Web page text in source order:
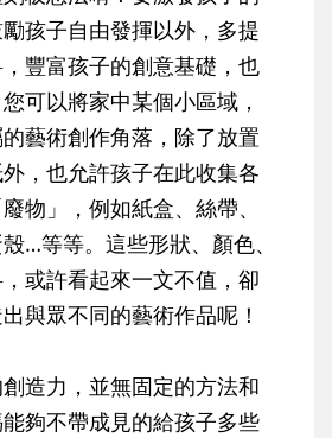
孩子自由發揮以外，多提
豐富孩子的創意基礎，也
可以將家中某個小區域，
藝術創作角落，除了放置
，也允許孩子在此收集各
物」，例如紙盒、絲帶、
…等等。這些形狀、顏色、
或許看起來一文不值，卻
與眾不同的藝術作品呢！
力，並無固定的方法和
夠不帶成見的給孩子多些